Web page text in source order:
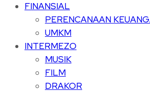
FINANSIAL
PERENCANAAN
UMKM
INTERMEZO
MUSIK
FILM
DRAKOR